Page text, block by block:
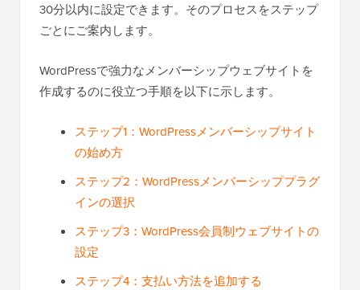
30分以内に設定できます。そのプロセスをステップ
ごとにご案内します。
WordPressで強力なメンバーシップウェブサイトを
作成するのに役立つ手順を以下に示します。
ステップ1：WordPressメンバーシップサイト
の始め方
ステップ2：WordPressメンバーシッププラグ
インの選択
ステップ3：WordPress会員制ウェブサイトの
設定
ステップ4：支払い方法を追加する